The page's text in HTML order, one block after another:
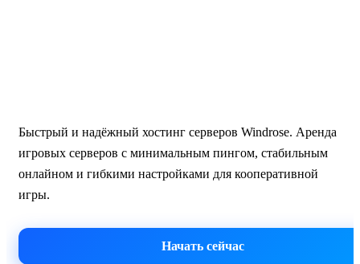
Быстрый и надёжный хостинг серверов Windrose. Аренда
игровых серверов с минимальным пингом, стабильным
онлайном и гибкими настройками для кооперативной
игры.
Начать сейчас